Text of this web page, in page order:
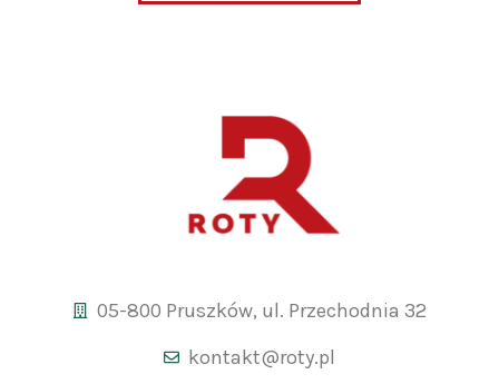
05-800 Pruszków, ul. Przechodnia 32
kontakt@roty.pl